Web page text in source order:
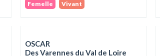
Femelle
Vivant
OSCAR
Des Varennes du Val de Loire